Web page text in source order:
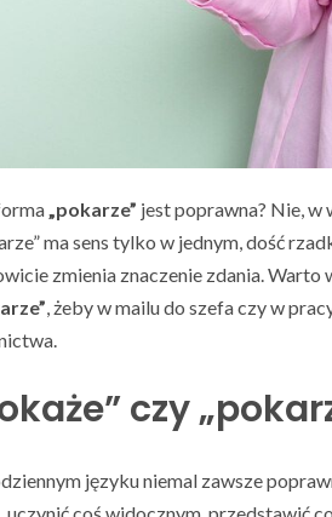
„pokarze” jest poprawna? Nie, w
ma sens tylko w jednym, dość
zmienia znaczenie zdania.
, żeby w mailu do szefa czy w
czy
języku niemal zawsze